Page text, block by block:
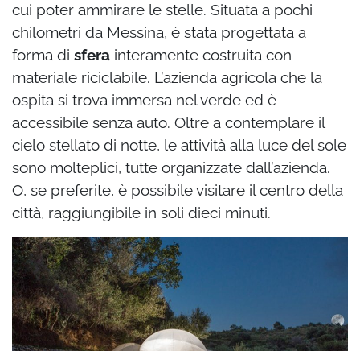
cui poter ammirare le stelle. Situata a pochi
chilometri da Messina, è stata progettata a
forma di sfera interamente costruita con
materiale riciclabile. L’azienda agricola che la
ospita si trova immersa nel verde ed è
accessibile senza auto. Oltre a contemplare il
cielo stellato di notte, le attività alla luce del sole
sono molteplici, tutte organizzate dall’azienda.
O, se preferite, è possibile visitare il centro della
città, raggiungibile in soli dieci minuti.